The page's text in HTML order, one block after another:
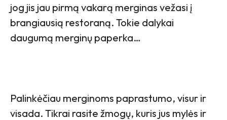
jog jis jau pirmą vakarą merginas vežasi į
brangiausią restoraną. Tokie dalykai
daugumą merginų paperka…
Palinkėčiau merginoms paprastumo, visur ir
visada. Tikrai rasite žmogų, kuris jus mylės ir